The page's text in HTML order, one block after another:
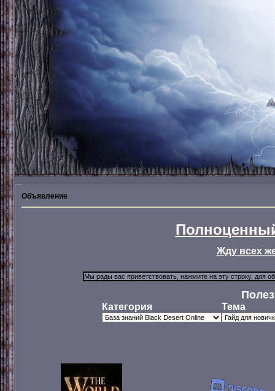
Объявление
Жду всех
Категория Тема